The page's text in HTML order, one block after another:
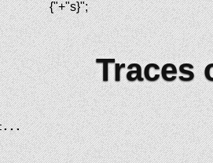
{"+"s}";
Traces